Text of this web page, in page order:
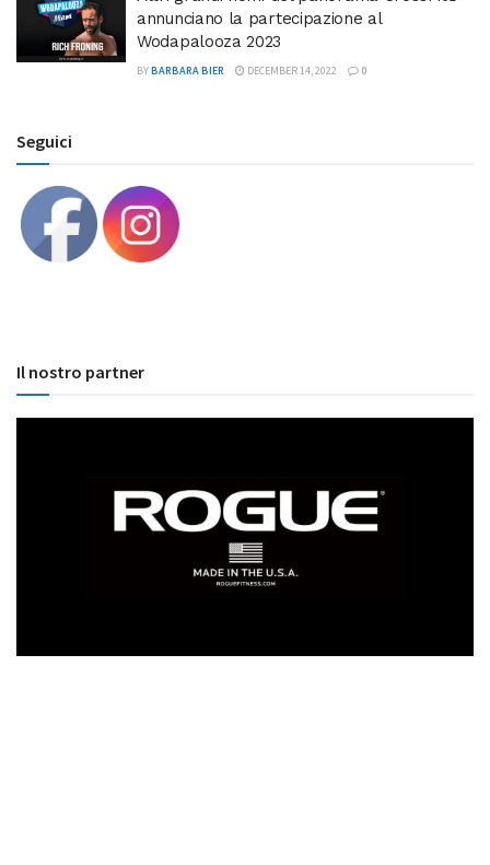
annunciano la partecipazione al
Wodapalooza 2023
BYBARBARA BIER DECEMBER 14, 2022 0
Seguici
Il nostro partner